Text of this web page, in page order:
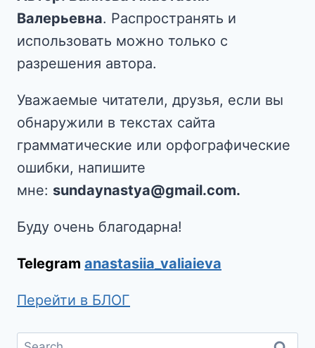
Валерьевна. Распространять и
использовать можно только с
разрешения автора.
Уважаемые читатели, друзья, если вы
обнаружили в текстах сайта
грамматические или орфографические
ошибки, напишите
мне: sundaynastya@gmail.com.
Буду очень благодарна!
Telegram anastasiia_valiaieva
Перейти в БЛОГ